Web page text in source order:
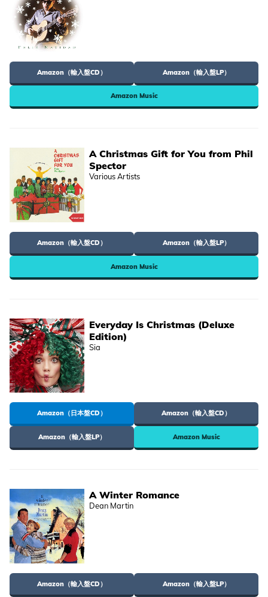
Amazon（輸入盤CD） Amazon（輸入盤LP）
Amazon Music
A Christmas Gift for You from Phil
Spector
Various Artists
Amazon（輸入盤CD） Amazon（輸入盤LP）
Amazon Music
Everyday Is Christmas (Deluxe
Edition)
Sia
Amazon（日本盤CD） Amazon（輸入盤CD）
Amazon（輸入盤LP） Amazon Music
A Winter Romance
Dean Martin
Amazon（輸入盤CD） Amazon（輸入盤LP）